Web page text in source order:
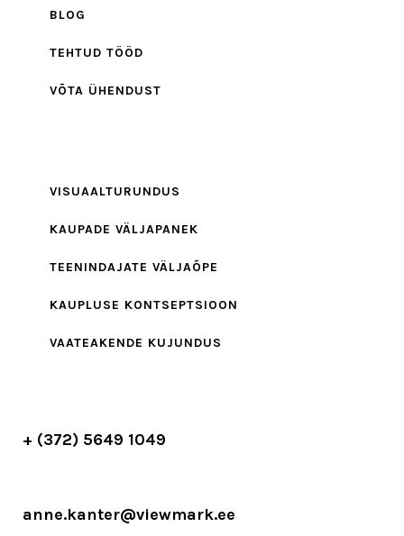
BLOG
TEHTUD TÖÖD
VÕTA ÜHENDUST
VISUAALTURUNDUS
KAUPADE VÄLJAPANEK
TEENINDAJATE VÄLJAÕPE
KAUPLUSE KONTSEPTSIOON
VAATEAKENDE KUJUNDUS
+ (372) 5649 1049
anne.kanter@viewmark.ee